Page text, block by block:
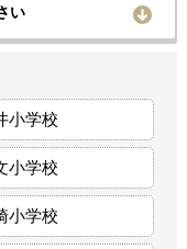
い
小学校
小学校
小学校